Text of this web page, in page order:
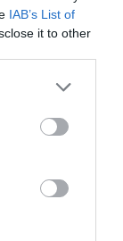
IAB’s List of
it to other
duże małpy
grupach i
jest, aby
karmić ich –
ich